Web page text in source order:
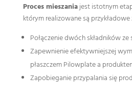
Proces mieszaniajest istotnym
którym realizowane są przykładowe
Połączenie dwóch składników ze
Zapewnienie efektywniejszej
płaszczem Pilowplate a
Zapobieganie przypalania się